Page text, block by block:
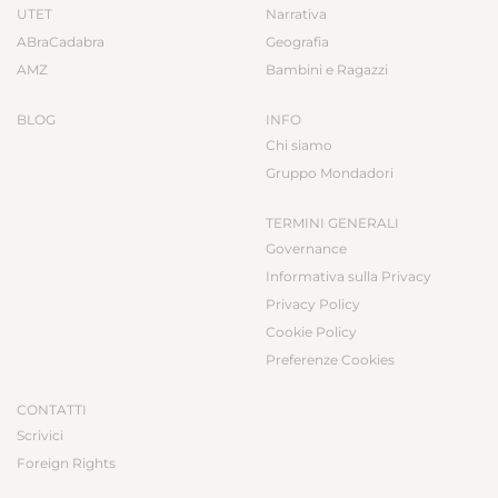
UTET
ABraCadabra
AMZ
BLOG
Narrativa
Geografia
Bambini e Ragazzi
INFO
Chi siamo
Gruppo Mondadori
TERMINI GENERALI
Governance
Informativa sulla Privacy
Privacy Policy
Cookie Policy
Preferenze Cookies
CONTATTI
Scrivici
Foreign Rights